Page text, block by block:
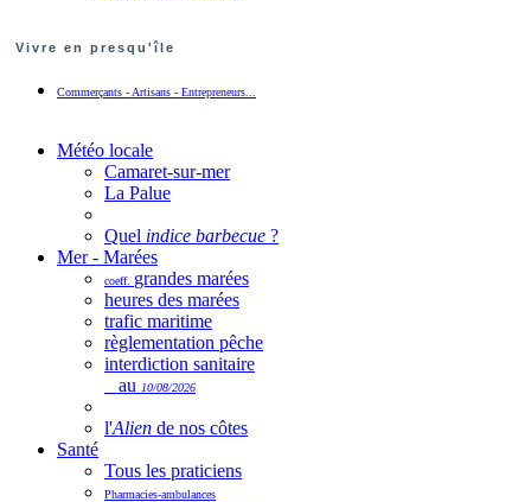
Vivre en presqu'île
Commerçants - Artisans - Entrepreneurs...
Météo locale
Camaret-sur-mer
La Palue
Quel indice barbecue ?
Mer - Marées
coeff. grandes marées
heures des marées
trafic maritime
règlementation pêche
interdiction sanitaire
au 10/08/2026
l'Alien de nos côtes
Santé
Tous les praticiens
Pharmacies-ambulances